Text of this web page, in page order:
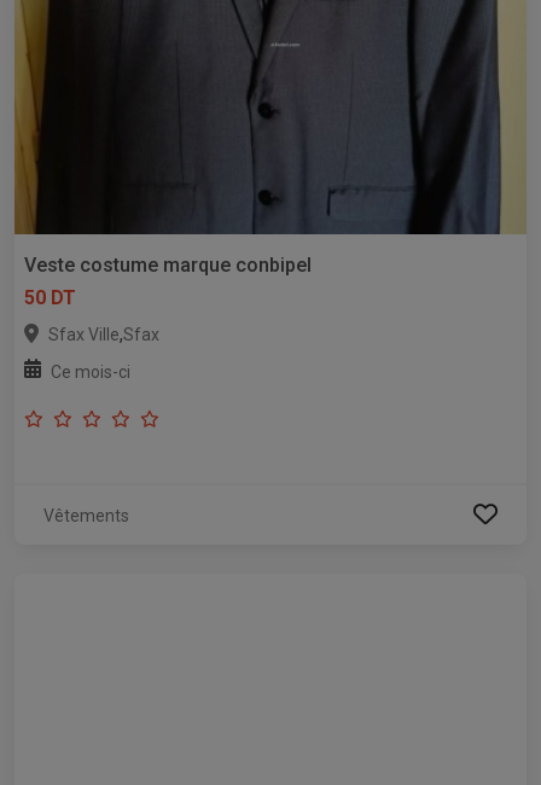
Veste costume marque conbipel
50 DT
Sfax Ville,Sfax
Ce mois-ci
Vêtements